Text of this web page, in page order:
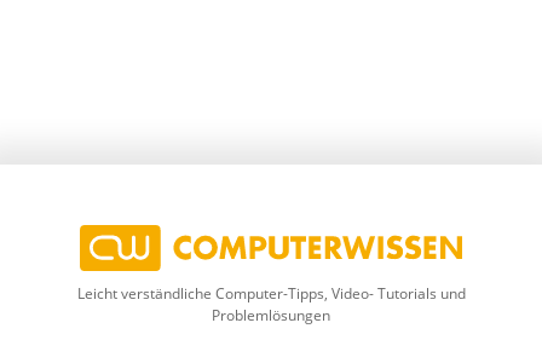
Leicht verständliche Computer-Tipps, Video- Tutorials und
Problemlösungen